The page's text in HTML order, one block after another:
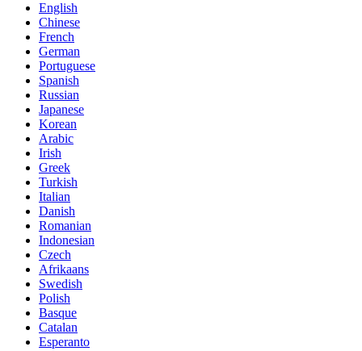
English
Chinese
French
German
Portuguese
Spanish
Russian
Japanese
Korean
Arabic
Irish
Greek
Turkish
Italian
Danish
Romanian
Indonesian
Czech
Afrikaans
Swedish
Polish
Basque
Catalan
Esperanto